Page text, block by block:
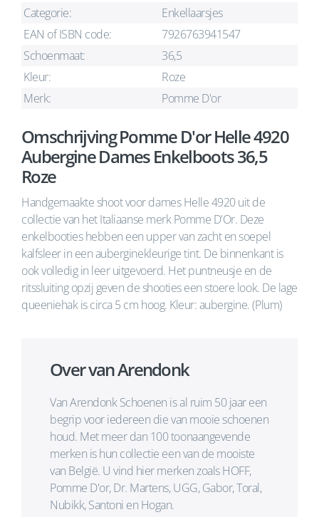
Categorie:
Enkellaarsjes
EAN of ISBN code:
7926763941547
Schoenmaat:
36,5
Kleur:
Roze
Merk:
Pomme D'or
Omschrijving Pomme D'or Helle 4920
Aubergine Dames Enkelboots 36,5
Roze
Handgemaakte shoot voor dames Helle 4920 uit de
collectie van het Italiaanse merk Pomme D'Or. Deze
enkelbooties hebben een upper van zacht en soepel
kalfsleer in een auberginekleurige tint. De binnenkant is
ook volledig in leer uitgevoerd. Het puntneusje en de
ritssluiting opzij geven de shooties een stoere look. De lage
queeniehak is circa 5 cm hoog. Kleur: aubergine. (Plum)
Over van Arendonk
Van Arendonk Schoenen is al ruim 50 jaar een
begrip voor iedereen die van mooie schoenen
houd. Met meer dan 100 toonaangevende
merken is hun collectie een van de mooiste
van België. U vind hier merken zoals HOFF,
Pomme D'or, Dr. Martens, UGG, Gabor, Toral,
Nubikk, Santoni en Hogan.